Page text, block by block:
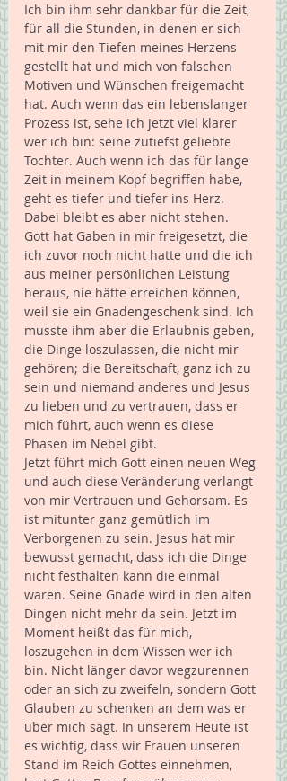
Ich bin ihm sehr dankbar für die Zeit,
für all die Stunden, in denen er sich
mit mir den Tiefen meines Herzens
gestellt hat und mich von falschen
Motiven und Wünschen freigemacht
hat. Auch wenn das ein lebenslanger
Prozess ist, sehe ich jetzt viel klarer
wer ich bin: seine zutiefst geliebte
Tochter. Auch wenn ich das für lange
Zeit in meinem Kopf begriffen habe,
geht es tiefer und tiefer ins Herz.
Dabei bleibt es aber nicht stehen.
Gott hat Gaben in mir freigesetzt, die
ich zuvor noch nicht hatte und die ich
aus meiner persönlichen Leistung
heraus, nie hätte erreichen können,
weil sie ein Gnadengeschenk sind. Ich
musste ihm aber die Erlaubnis geben,
die Dinge loszulassen, die nicht mir
gehören; die Bereitschaft, ganz ich zu
sein und niemand anderes und Jesus
zu lieben und zu vertrauen, dass er
mich führt, auch wenn es diese
Phasen im Nebel gibt.
Jetzt führt mich Gott einen neuen Weg
und auch diese Veränderung verlangt
von mir Vertrauen und Gehorsam. Es
ist mitunter ganz gemütlich im
Verborgenen zu sein. Jesus hat mir
bewusst gemacht, dass ich die Dinge
nicht festhalten kann die einmal
waren. Seine Gnade wird in den alten
Dingen nicht mehr da sein. Jetzt im
Moment heißt das für mich,
loszugehen in dem Wissen wer ich
bin. Nicht länger davor wegzurennen
oder an sich zu zweifeln, sondern Gott
Glauben zu schenken an dem was er
über mich sagt. In unserem Heute ist
es wichtig, dass wir Frauen unseren
Stand im Reich Gottes einnehmen,